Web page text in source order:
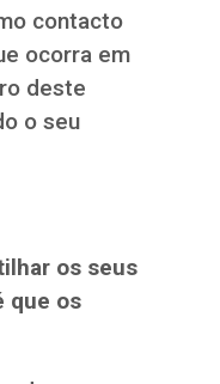
contacto
ocorra em
deste
o seu
os seus
que os